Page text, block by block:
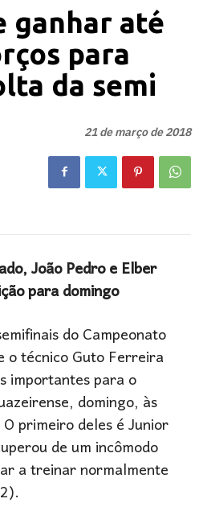
ganhar até
para
da semi
21 de março de 2018
João Pedro e Elber
para domingo
do Campeonato
o técnico Guto Ferreira
importantes para o
domingo, às
primeiro deles é Junior
de um incômodo
a treinar normalmente